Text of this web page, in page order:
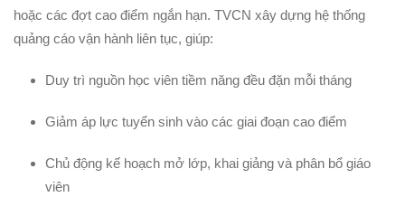
hoặc các đợt cao điểm ngắn hạn. TVCN xây dựng hệ thống
quảng cáo vận hành liên tục, giúp:
Duy trì nguồn học viên tiềm năng đều đặn mỗi tháng
Giảm áp lực tuyển sinh vào các giai đoạn cao điểm
Chủ động kế hoạch mở lớp, khai giảng và phân bổ giáo
viên